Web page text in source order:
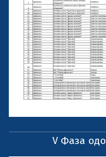
V Фаза